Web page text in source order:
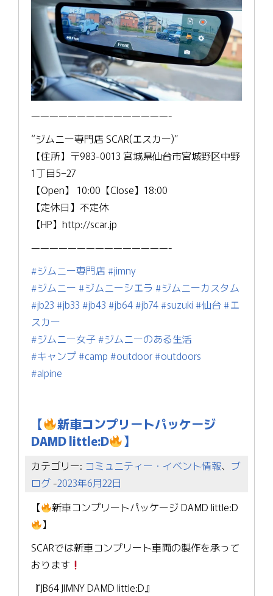
———————————————-
“ジムニー専門店 SCAR(エスカー)”
【住所】〒983-0013 宮城県仙台市宮城野区中野
1丁目5−27
【Open】 10:00【Close】18:00
【定休日】不定休
【HP】http://scar.jp
———————————————-
#ジムニー専門店 #jimny
#ジムニー #ジムニーシエラ #ジムニーカスタム
#jb23 #jb33 #jb43 #jb64 #jb74 #suzuki #仙台 #エ
スカー
#ジムニー女子 #ジムニーのある生活
#キャンプ #camp #outdoor #outdoors
#alpine
【
新車コンプリートパッケージ
DAMD little:D
】
カテゴリー: コミュニティー・イベント情報、 ブ
ログ-2023年6月22日
【
新車コンプリートパッケージ DAMD little:D
】
SCARでは新車コンプリート車両の製作を承って
おります
『JB64 JIMNY DAMD little:D』